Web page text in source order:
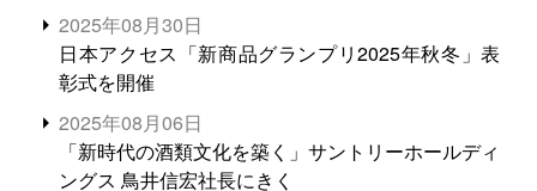
2025年08月30日
日本アクセス「新商品グランプリ2025年秋冬」表
彰式を開催
2025年08月06日
「新時代の酒類文化を築く」サントリーホールディ
ングス 鳥井信宏社長にきく